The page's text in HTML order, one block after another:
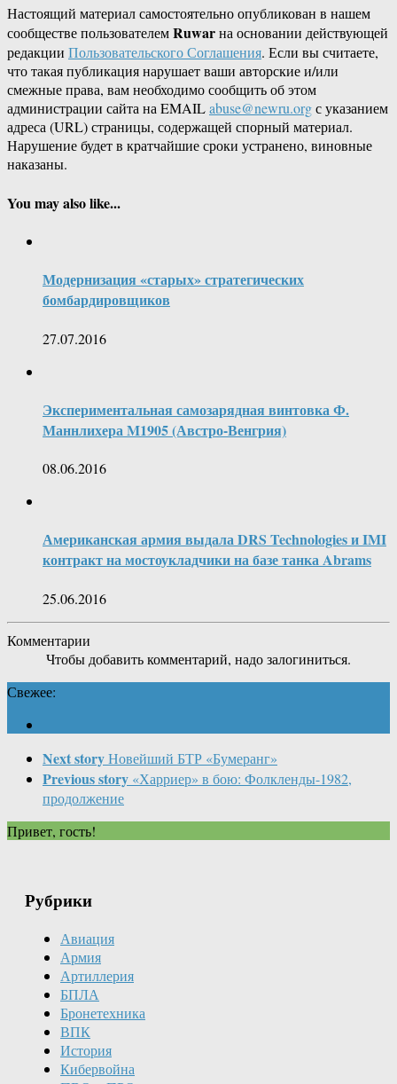
Настоящий материал самостоятельно опубликован в нашем
сообществе пользователемRuwarна основании действующей
редакции Пользовательского Соглашения. Если вы считаете,
что такая публикация нарушает ваши авторские и/или
смежные права, вам необходимо сообщить об этом
администрации сайта на EMAILabuse@newru.orgс указанием
адреса (URL) страницы, содержащей спорный материал.
Нарушение будет в кратчайшие сроки устранено, виновные
наказаны.
You may also like...
Модернизация «старых» стратегических
бомбардировщиков
27.07.2016
Экспериментальная самозарядная винтовка Ф.
Маннлихера M1905 (Австро-Венгрия)
08.06.2016
Американская армия выдала DRS Technologies и IMI
контракт на мостоукладчики на базе танка Abrams
25.06.2016
Комментарии
Чтобы добавить комментарий, надо залогиниться.
Свежее:
Next storyНовейший БТР «Бумеранг»
Previous story «Харриер» в бою: Фолкленды-1982,
продолжение
Привет, гость!
Рубрики
Авиация
Армия
Артиллерия
БПЛА
Бронетехника
ВПК
История
Кибервойна